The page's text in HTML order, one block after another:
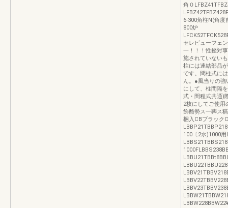
角０
6‐300角柱N(角
800炉
セレビューフェ
一！！！性挫対
施されていない
柱には連結部品
です。問柱式に
ん。●風当りの強
にして、柱間隔
式・間程式共通)
2枚にしてご使用
飾酪勢ス一葬ス
梱入CBブラック
100〔2水)1000